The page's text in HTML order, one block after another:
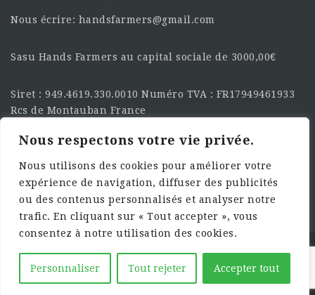
Nous respectons votre vie privée.
Nous utilisons des cookies pour améliorer votre
expérience de navigation, diffuser des publicités
ou des contenus personnalisés et analyser notre
trafic. En cliquant sur « Tout accepter », vous
consentez à notre utilisation des cookies.
Personnaliser Tout rejeter Accepter tout
Nous écrire: handsfarmers@gmail.com
Sasu Hands Farmers au capital sociale de 3000,00€
Siret : 949.4619.330.0010 Numéro TVA : FR17949461933
Rcs de Montauban France
SUIVEZ-NOUS SUR LES
RÉSEAU :
©2025 HandsFarmers. Designed with Web Studio
Agency